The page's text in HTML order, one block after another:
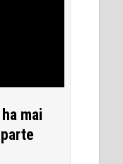
mai